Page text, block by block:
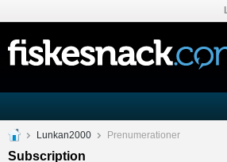
Lunkan2000 Prenumerationer
Subscription